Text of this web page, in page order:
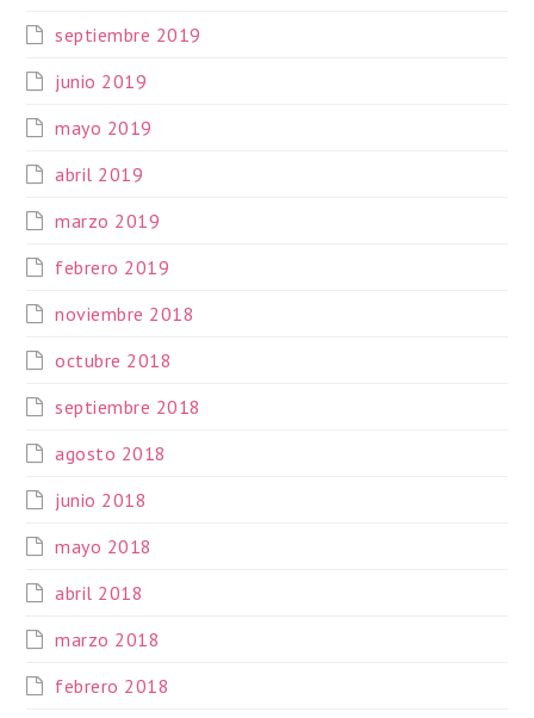
septiembre 2019
junio 2019
mayo 2019
abril 2019
marzo 2019
febrero 2019
noviembre 2018
octubre 2018
septiembre 2018
agosto 2018
junio 2018
mayo 2018
abril 2018
marzo 2018
febrero 2018